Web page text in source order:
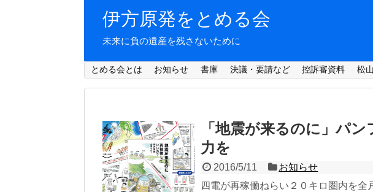
伊方原発をとめる会
未来に負の遺産を残さないために
とめる会とは お知らせ 書庫 決議・要請など 控訴審資料 松
「地震が来るのに」パ
力を
2016/5/11
お知らせ
四電が再稼働ねらい２０キロ圏内を全